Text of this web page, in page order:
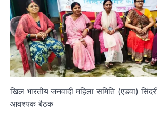
खिल भारतीय जनवादी महिला समिति (एडवा)
आवश्यक बैठक